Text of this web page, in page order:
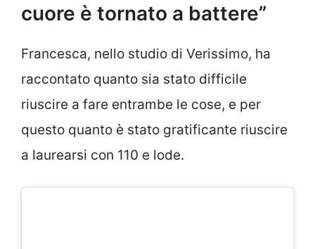
cuore è tornato a battere”
Francesca, nello studio di Verissimo, ha
raccontato quanto sia stato difficile
riuscire a fare entrambe le cose, e per
questo quanto è stato gratificante riuscire
a laurearsi con 110 e lode.